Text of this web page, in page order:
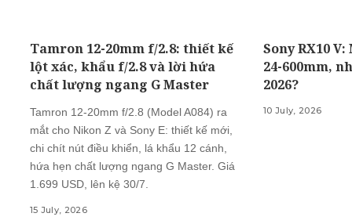
Tamron 12-20mm f/2.8: thiết kế
lột xác, khẩu f/2.8 và lời hứa
chất lượng ngang G Master
Tamron 12-20mm f/2.8 (Model A084) ra
mắt cho Nikon Z và Sony E: thiết kế mới,
chi chít nút điều khiển, lá khẩu 12 cánh,
hứa hẹn chất lượng ngang G Master. Giá
1.699 USD, lên kệ 30/7.
15 July, 2026
Sony RX10
24-600mm,
2026?
10 July, 2026